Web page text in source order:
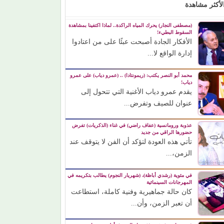
مشاهدة
(مصطفى النجار) يحرك المياه الراكدة.. لماذا اكتفينا بمشاهدة
السقوط البطيء!
الأفكار الجادة أصبحت عبئًا على من اعتادوا
إدارة الواقع لا...
محمد أبو النصر يكتب: (ريمونتادا) .. (عمرو دياب) على عمرو
دياب!
يقدم عمرو دياب الأغنية التي تتحول إلى
عنوان للصيف وتفرض...
عذوبة ورومانسية (عفاف راضي) في غناء (الذكريات) تفرض
حضورها الراقي من جديد
تأتي هذه العودة لتؤكد أن الفن لا يتوقف عند
الزمن،...
في مئوية (رشدي أباظة)، (شهريار النجوم) يطالب بتكريمه في
المهرجانات السينمائية
كان حالة جماهيرية وفنية كاملة، استطاعت
أن تعبر الزمن، وأن...